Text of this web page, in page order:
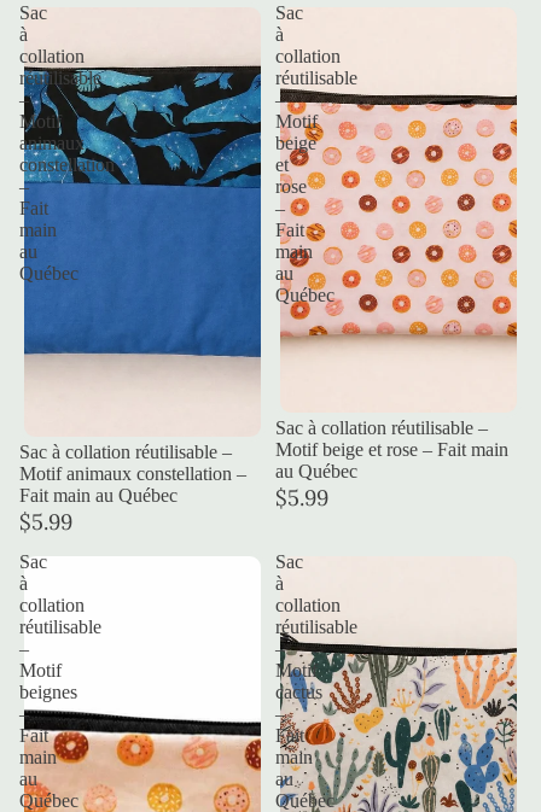
Sac
à
collation
réutilisable
–
Motif
animaux
constellation
–
Fait
main
au
Québec
Sac à collation réutilisable –
Motif animaux constellation –
Fait main au Québec
$5.99
Sac
à
collation
réutilisable
–
Motif
beige
et
rose
–
Fait
main
au
Québec
Sac à collation réutilisable –
Motif beige et rose – Fait main
au Québec
$5.99
Sac
à
collation
réutilisable
–
Motif
beignes
–
Fait
main
au
Québec
Sac
à
collation
réutilisable
–
Motif
cactus
–
Fait
main
au
Québec